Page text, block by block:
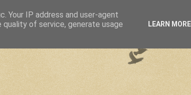
Your IP address and user-agent
of service, generate usage
LEARN MORE